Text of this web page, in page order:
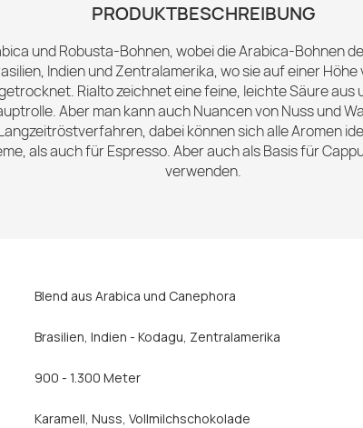
PRODUKTBESCHREIBUNG
und Robusta-Bohnen, wobei die Arabica-Bohnen
Indien und Zentralamerika, wo sie auf einer
Rialto zeichnet eine feine, leichte Säure aus
Aber man kann auch Nuancen von Nuss und
dabei können sich alle Aromen
als auch für Espresso. Aber auch als Basis für
verwenden.
Blend aus Arabica und Canephora
Brasilien, Indien - Kodagu, Zentralamerika
900 - 1.300 Meter
Karamell, Nuss, Vollmilchschokolade